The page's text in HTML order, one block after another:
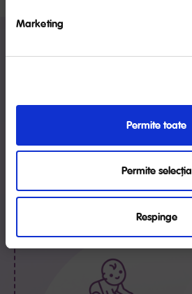
Marketing
Permite toate
Permite selecția
Respinge
NUTRIŢIE
Ca mama, cu siguranță îți dorești
recomandări de la specialișticu
importante aspecte legate de